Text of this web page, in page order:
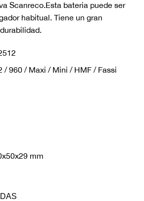
Scanreco.Esta bateria puede ser
habitual. Tiene un gran
/ 960 / Maxi / Mini / HMF / Fassi
mm